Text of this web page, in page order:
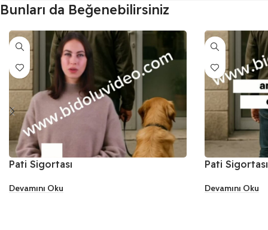
Bunları da Beğenebilirsiniz
Pati Sigortası
Devamını Oku
Pati Sigortası
Devamını Oku